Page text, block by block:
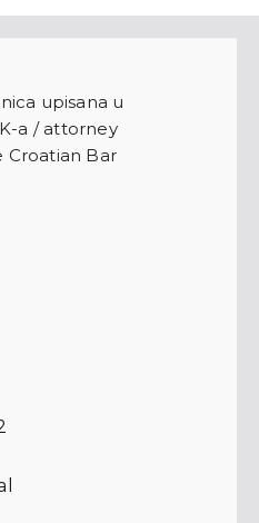
upisana u
a / attorney
Bar